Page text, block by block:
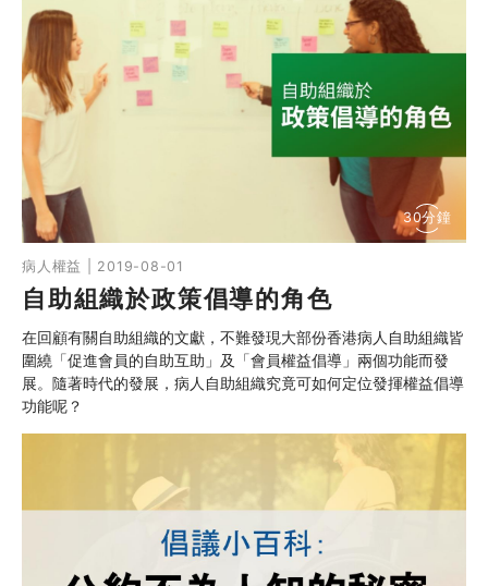
病人權益 | 2019-08-01
30分鐘
自助組織於政策倡導的角色
在回顧有關自助組織的文獻，不難發現大部份香港病人自助組織皆
圍繞「促進會員的自助互助」及「會員權益倡導」兩個功能而發
展。隨著時代的發展，病人自助組織究竟可如何定位發揮權益倡導
功能呢？